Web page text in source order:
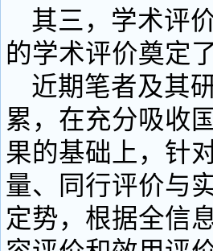
其三，学术评
的学术评价奠定
近期笔者及其
累，在充分吸收
果的基础上，针
量、同行评价与
定势，根据全信